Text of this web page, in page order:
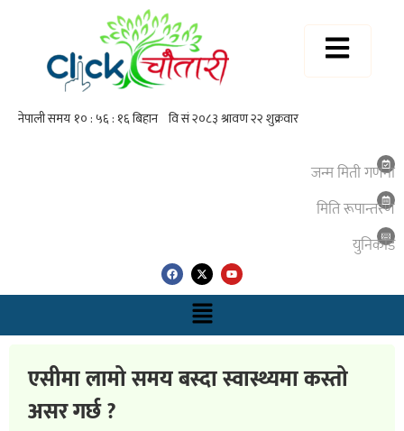
जन्म मिती गणना
मिति रूपान्तरण
युनिकाेड
एसीमा लामो समय बस्दा स्वास्थ्यमा कस्तो
असर गर्छ ?